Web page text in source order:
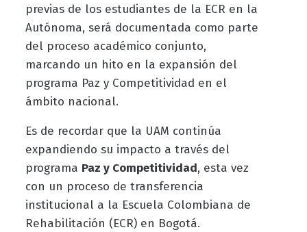
previas de los estudiantes de la ECR en la
Autónoma, será documentada como parte
del proceso académico conjunto,
marcando un hito en la expansión del
programa Paz y Competitividad en el
ámbito nacional.
Es de recordar que la UAM continúa
expandiendo su impacto a través del
programa Paz y Competitividad, esta vez
con un proceso de transferencia
institucional a la Escuela Colombiana de
Rehabilitación (ECR) en Bogotá.